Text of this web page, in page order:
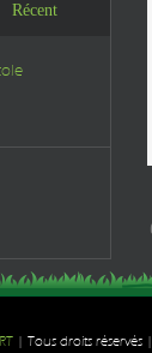
Récent
| Tous droits réservés |